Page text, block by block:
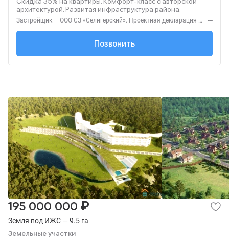
архитектурой. Развитая инфраструктура района.
Застройщик — ООО СЗ «Селигерский». Проектная декларация — наш.дом.рф. Акция до 28.02.26. Не оферта. Подробности — Level.ru
+7 (495) 127-68-...
Позвонить
Земля под ИЖС — 9.5 га
Земельные участки
195 000 000 ₽